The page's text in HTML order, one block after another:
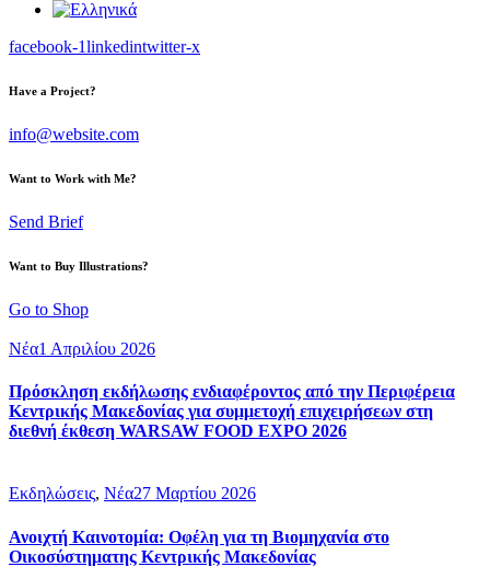
facebook-1linkedintwitter-x
Have a Project?
info@website.com
Want to Work with Me?
Send Brief
Want to Buy Illustrations?
Go to Shop
Νέα1 Απριλίου 2026
Πρόσκληση εκδήλωσης ενδιαφέροντος από την Περιφέρεια
Κεντρικής Μακεδονίας για συμμετοχή επιχειρήσεων στη
διεθνή έκθεση WARSAW FOOD EXPO 2026
Εκδηλώσεις, Νέα27 Μαρτίου 2026
Ανοιχτή Καινοτομία: Οφέλη για τη Βιομηχανία στο
Οικοσύστηματης Κεντρικής Μακεδονίας